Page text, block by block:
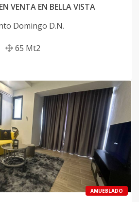
VENTA EN BELLA VISTA
Domingo D.N.
65 Mt2
AMUEBLADO